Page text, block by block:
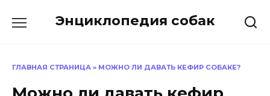
Энциклопедия собак
ГЛАВНАЯ СТРАНИЦА » МОЖНО ЛИ ДАВАТЬ КЕФИР СОБАКЕ?